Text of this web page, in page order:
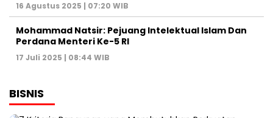
16 Agustus 2025 | 07:20 WIB
Mohammad Natsir: Pejuang Intelektual Islam Dan
Perdana Menteri Ke-5 RI
17 Juli 2025 | 08:44 WIB
BISNIS